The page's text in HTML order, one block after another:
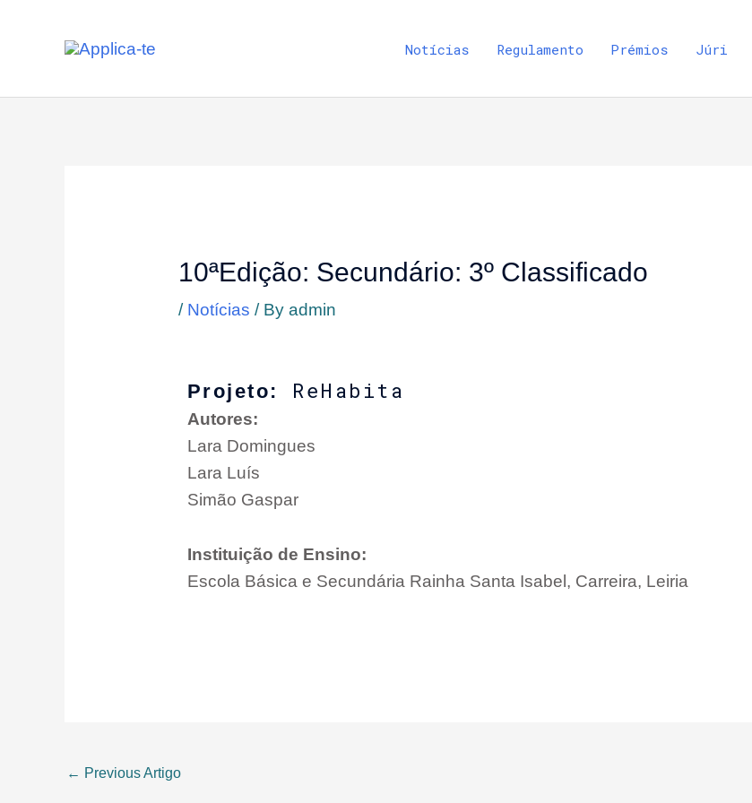
Notícias Regulamento Prémios Júri
10ªEdição: Secundário: 3º Classificado
/ Notícias / By admin
Projeto: ReHabita
Autores:
Lara Domingues
Lara Luís
Simão Gaspar
Instituição de Ensino:
Escola Básica e Secundária Rainha Santa Isabel, Carreira, Leiria
← Previous Artigo